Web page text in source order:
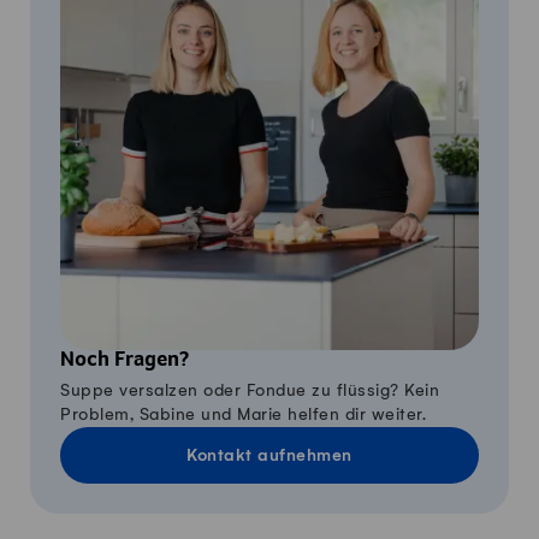
Noch Fragen?
Suppe versalzen oder Fondue zu flüssig? Kein
Problem, Sabine und Marie helfen dir weiter.
Kontakt aufnehmen